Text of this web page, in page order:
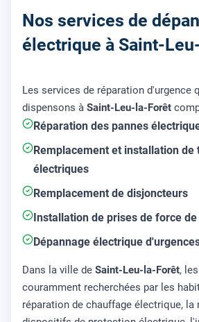
Nos services de
électrique à Saint-
Les services de réparation d'urgence
dispensons à Saint-Leu-la-Forêt
Réparation des pannes
Remplacement et installation de
électriques
Remplacement de disjoncteurs
Installation de prises de force
Dépannage électrique
Dans la ville de Saint-Leu-la-Forêt,
couramment recherchées par les
réparation de chauffage électrique, la